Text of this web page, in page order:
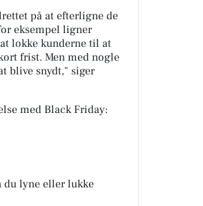
på at efterligne de
eksempel ligner
lokke kunderne til at
frist. Men med nogle
blive snydt," siger
med Black Friday:
du lyne eller lukke